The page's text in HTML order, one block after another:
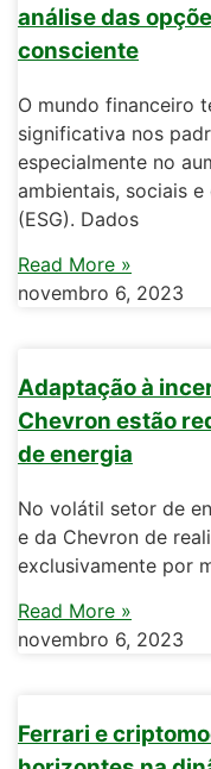
análise das
consciente
O mundo financeiro
significativa nos
especialmente no
ambientais, sociais
(ESG). Dados
Read More »
novembro 6, 2023
Adaptação à
Chevron estão
de energia
No volátil setor de
e da Chevron de
exclusivamente por
Read More »
novembro 6, 2023
Ferrari e